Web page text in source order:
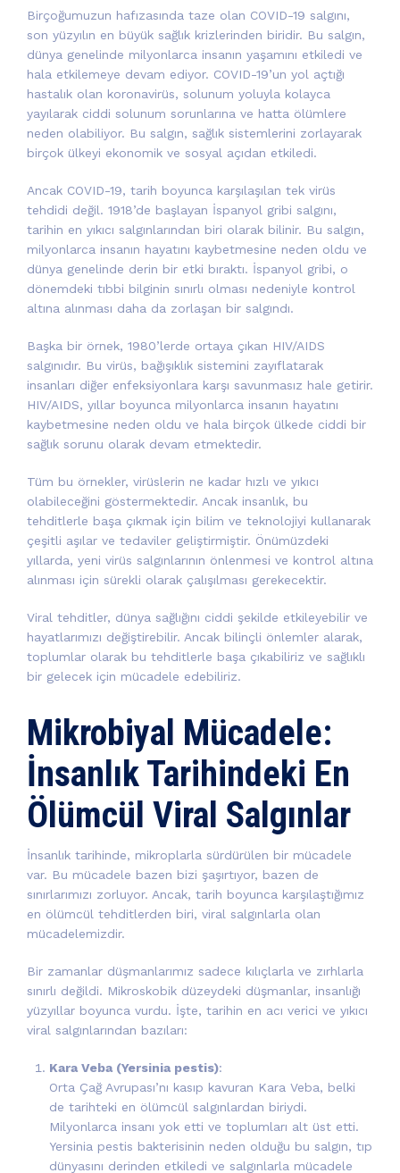
Birçoğumuzun hafızasında taze olan COVID-19 salgını,
son yüzyılın en büyük sağlık krizlerinden biridir. Bu salgın,
dünya genelinde milyonlarca insanın yaşamını etkiledi ve
hala etkilemeye devam ediyor. COVID-19’un yol açtığı
hastalık olan koronavirüs, solunum yoluyla kolayca
yayılarak ciddi solunum sorunlarına ve hatta ölümlere
neden olabiliyor. Bu salgın, sağlık sistemlerini zorlayarak
birçok ülkeyi ekonomik ve sosyal açıdan etkiledi.
Ancak COVID-19, tarih boyunca karşılaşılan tek virüs
tehdidi değil. 1918’de başlayan İspanyol gribi salgını,
tarihin en yıkıcı salgınlarından biri olarak bilinir. Bu salgın,
milyonlarca insanın hayatını kaybetmesine neden oldu ve
dünya genelinde derin bir etki bıraktı. İspanyol gribi, o
dönemdeki tıbbi bilginin sınırlı olması nedeniyle kontrol
altına alınması daha da zorlaşan bir salgındı.
Başka bir örnek, 1980’lerde ortaya çıkan HIV/AIDS
salgınıdır. Bu virüs, bağışıklık sistemini zayıflatarak
insanları diğer enfeksiyonlara karşı savunmasız hale getirir.
HIV/AIDS, yıllar boyunca milyonlarca insanın hayatını
kaybetmesine neden oldu ve hala birçok ülkede ciddi bir
sağlık sorunu olarak devam etmektedir.
Tüm bu örnekler, virüslerin ne kadar hızlı ve yıkıcı
olabileceğini göstermektedir. Ancak insanlık, bu
tehditlerle başa çıkmak için bilim ve teknolojiyi kullanarak
çeşitli aşılar ve tedaviler geliştirmiştir. Önümüzdeki
yıllarda, yeni virüs salgınlarının önlenmesi ve kontrol altına
alınması için sürekli olarak çalışılması gerekecektir.
Viral tehditler, dünya sağlığını ciddi şekilde etkileyebilir ve
hayatlarımızı değiştirebilir. Ancak bilinçli önlemler alarak,
toplumlar olarak bu tehditlerle başa çıkabiliriz ve sağlıklı
bir gelecek için mücadele edebiliriz.
Mikrobiyal Mücadele:
İnsanlık Tarihindeki En
Ölümcül Viral Salgınlar
İnsanlık tarihinde, mikroplarla sürdürülen bir mücadele
var. Bu mücadele bazen bizi şaşırtıyor, bazen de
sınırlarımızı zorluyor. Ancak, tarih boyunca karşılaştığımız
en ölümcül tehditlerden biri, viral salgınlarla olan
mücadelemizdir.
Bir zamanlar düşmanlarımız sadece kılıçlarla ve zırhlarla
sınırlı değildi. Mikroskobik düzeydeki düşmanlar, insanlığı
yüzyıllar boyunca vurdu. İşte, tarihin en acı verici ve yıkıcı
viral salgınlarından bazıları:
Kara Veba (Yersinia pestis):
Orta Çağ Avrupası’nı kasıp kavuran Kara Veba, belki
de tarihteki en ölümcül salgınlardan biriydi.
Milyonlarca insanı yok etti ve toplumları alt üst etti.
Yersinia pestis bakterisinin neden olduğu bu salgın, tıp
dünyasını derinden etkiledi ve salgınlarla mücadele